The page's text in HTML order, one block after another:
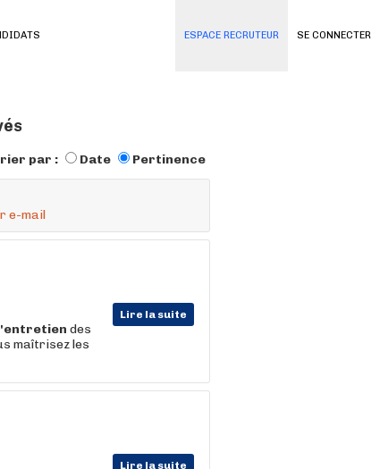
SE CONNECTER
ESPACE RECRUTEUR
par : Date Pertinence
e-mail
Lire la suite
des
maîtrisez les
Lire la suite